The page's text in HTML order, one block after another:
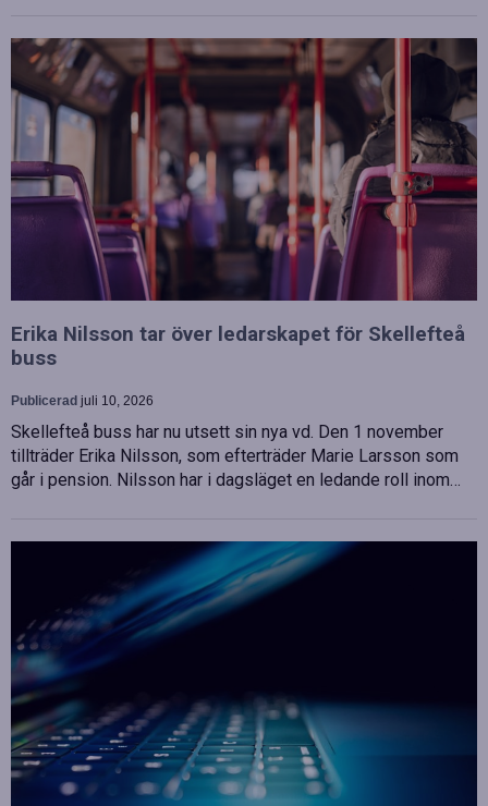
Erika Nilsson tar över ledarskapet för Skellefteå
buss
Publicerad juli 10, 2026
Skellefteå buss har nu utsett sin nya vd. Den 1 november
tillträder Erika Nilsson, som efterträder Marie Larsson som
går i pension. Nilsson har i dagsläget en ledande roll inom…